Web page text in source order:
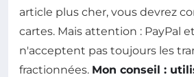
article plus cher, vous devrez
cartes. Mais attention : PayPal
n'acceptent pas toujours les
fractionnées. Mon conseil :